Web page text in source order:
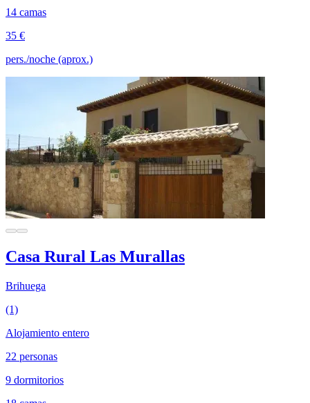
14 camas
35 €
pers./noche (aprox.)
Casa Rural Las Murallas
Brihuega
(1)
Alojamiento entero
22 personas
9 dormitorios